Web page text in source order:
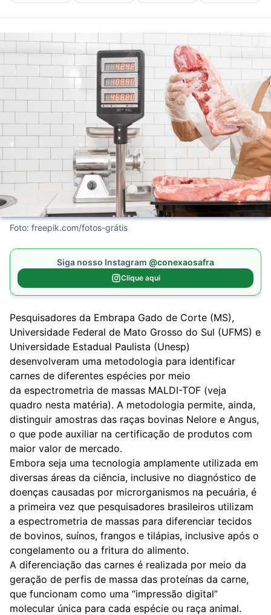
Foto: freepik.com/fotos-grátis
Siga nosso Instagram @conexaosafra
Clique aqui
Pesquisadores da Embrapa Gado de Corte (MS),
Universidade Federal de Mato Grosso do Sul (UFMS) e
Universidade Estadual Paulista (Unesp)
desenvolveram uma metodologia para identificar
carnes de diferentes espécies por meio
da espectrometria de massas MALDI-TOF (veja
quadro nesta matéria). A metodologia permite, ainda,
distinguir amostras das raças bovinas Nelore e Angus,
o que pode auxiliar na certificação de produtos com
maior valor de mercado.
Embora seja uma tecnologia amplamente utilizada em
diversas áreas da ciência, inclusive no diagnóstico de
doenças causadas por microrganismos na pecuária, é
a primeira vez que pesquisadores brasileiros utilizam
a espectrometria de massas para diferenciar tecidos
de bovinos, suínos, frangos e tilápias, inclusive após o
congelamento ou a fritura do alimento.
A diferenciação das carnes é realizada por meio da
geração de perfis de massa das proteínas da carne,
que funcionam como uma “impressão digital”
molecular única para cada espécie ou raça animal.